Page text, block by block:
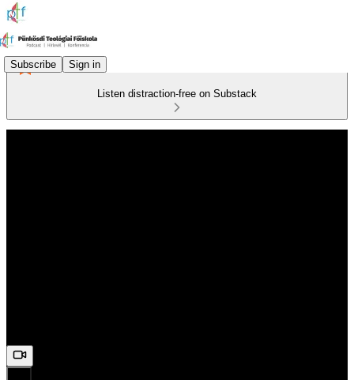
Subscribe Sign in
Listen distraction-free on Substack